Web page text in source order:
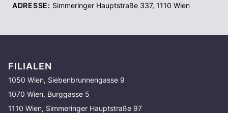
ADRESSE: Simmeringer Hauptstraße 337, 1110 Wien
FILIALEN
1050 Wien, Siebenbrunnengasse 9
1070 Wien, Burggasse 5
1110 Wien, Simmeringer Hauptstraße 97